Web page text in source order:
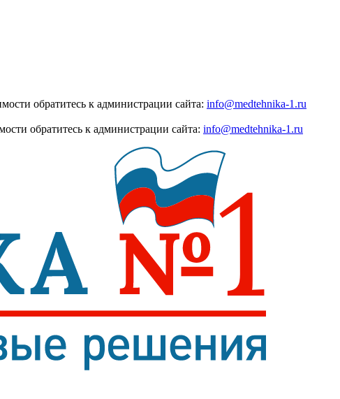
обратитесь к администрации сайта: info@medtehnika-1.ru
обратитесь к администрации сайта: info@medtehnika-1.ru